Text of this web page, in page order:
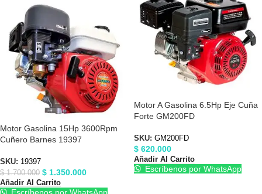
Motor Gasolina 15Hp 3600Rpm
Cuñero Barnes 19397
SKU: 19397
$1.700.000 $ 1.350.000
Añadir Al Carrito
Motor A Gasolina 6.5Hp Eje Cuña
Forte GM200FD
SKU: GM200FD
$ 620.000
Añadir Al Carrito
Escríbenos por WhatsApp